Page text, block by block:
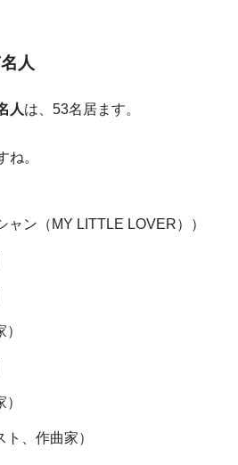
人
人は、53名居ます。
ね。
ャン（MY LITTLE LOVER））
）
）
ト、作曲家）